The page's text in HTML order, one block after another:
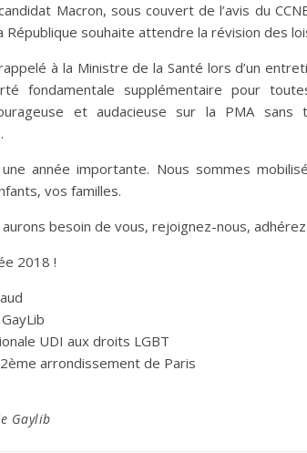
Macron, sous couvert de l’avis du
République souhaite attendre la révision des
à la Ministre de la Santé lors d’un
fondamentale supplémentaire pour
et audacieuse sur la PMA
année importante. Nous sommes
vos familles.
besoin de vous, rejoignez-nous,
2018 !
UDI aux droits LGBT
arrondissement de Paris
Gaylib